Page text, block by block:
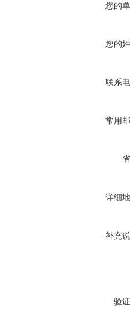
您的
您的
联系
常用
详细
补充
验